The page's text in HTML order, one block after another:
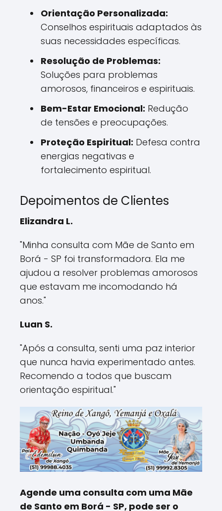
Orientação Personalizada:
Conselhos espirituais adaptados às
suas necessidades específicas.
Resolução de Problemas:
Soluções para problemas
amorosos, financeiros e espirituais.
Bem-Estar Emocional: Redução
de tensões e preocupações.
Proteção Espiritual: Defesa contra
energias negativas e
fortalecimento espiritual.
Depoimentos de Clientes
Elizandra L.
"Minha consulta com Mãe de Santo em
Borá - SP foi transformadora. Ela me
ajudou a resolver problemas amorosos
que estavam me incomodando há
anos."
Luan S.
"Após a consulta, senti uma paz interior
que nunca havia experimentado antes.
Recomendo a todos que buscam
orientação espiritual."
Agende uma consulta com uma Mãe
de Santo em Borá - SP, pode ser o